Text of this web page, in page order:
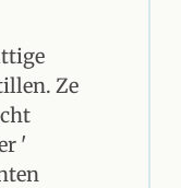
Ze
'